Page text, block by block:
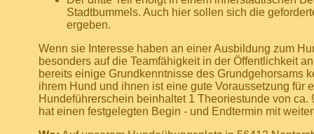
Stadtbummels. Auch hier sollen sich die
ergeben.
Wenn sie Interesse haben an einer Ausbildung zum
besonders auf die Teamfähigkeit in der Öffentlichkeit
bereits einige Grundkenntnisse des Grundgehorsams
ihrem Hund und ihnen ist eine gute Voraussetzung für
Hundeführerschein beinhaltet 1 Theoriestunde von
hat einen festgelegten Begin - und Endtermin mit